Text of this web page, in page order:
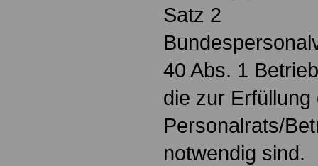
Satz 2
40 Abs. 1
die zur Erfüllung
Personalrats/
notwendig sind.